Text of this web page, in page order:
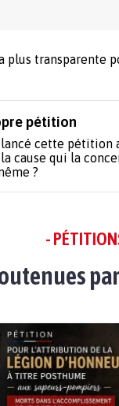
plus transparente
pétition
lancé cette pétition
cause qui la
?
-